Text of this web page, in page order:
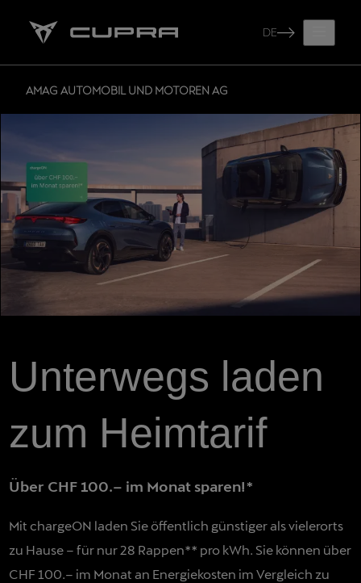
DE
AMAG AUTOMOBIL UND MOTOREN AG
Unterwegs laden
zum Heimtarif
Über CHF 100.– im Monat sparen!*
Mit chargeON laden Sie öffentlich günstiger als vielerorts
zu Hause – für nur 28 Rappen** pro kWh. Sie können über
CHF 100.– im Monat an Energiekosten im Vergleich zu